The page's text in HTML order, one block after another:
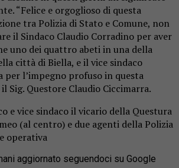
“Felice e orgoglioso di questa
tra Polizia di Stato e Comune, non
il Sindaco Claudio Corradino per aver
uno dei quattro abeti in una della
città di Biella, e il vice sindaco
per l’impegno profuso in questa
Sig. Questore Claudio Ciccimarra.
e vice sindaco il vicario della Questura
(al centro) e due agenti della Polizia
operativa
aggiornato seguendoci su Google